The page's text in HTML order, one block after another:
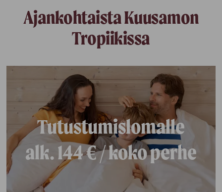
Ajankohtaista Kuusamon
Tropiikissa
Tutustumislomalle
alk. 144 € / koko perhe